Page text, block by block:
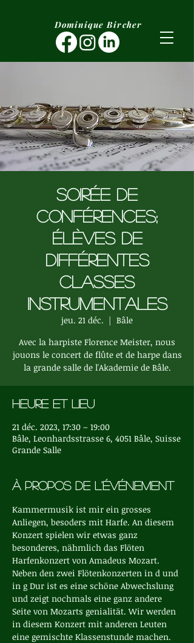
Dominique Bircher
soirée de
conférences;
Élèves de
différentes
classes
instrumentales
jeu. 21 déc.
  |
Bâle
Avec la harpiste Florence Meister, nous
jouons le concert de flûte et de harpe dans
la grande salle de l'Akademie de Bâle.
Heure et lieu
21 déc. 2023, 17:30 – 19:00
Bâle, Leonhardsstrasse 6, 4051 Bâle, Suisse
Grande Salle
À propos de l'événement
Kammermusik ist mir ein grosses
Anliegen, besoders mit Harfe. An diesem
Konzert spielen wir etwas ganz
besonderes, nähmlich das Flöten
Harfenkonzert von Amadeus Mozart.
Neben den zwei Flötenkonzerten in d und
in g Dur ist es eine schöne Abwechslung
und zeigt nochmals eine ganz andere
Seite von Mozarts genialität. Wir werden
in diesem Konzert mit anderen Leuten
eine gemischte Klassenstunde machen.